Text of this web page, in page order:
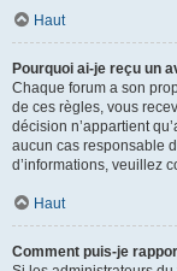
Haut
Pourquoi ai-je reçu un
Chaque forum a son
de ces règles, vous
décision n’appartient
aucun cas responsable
d’informations, veuillez
Haut
Comment puis-je